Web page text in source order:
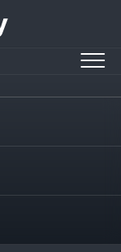
w 24